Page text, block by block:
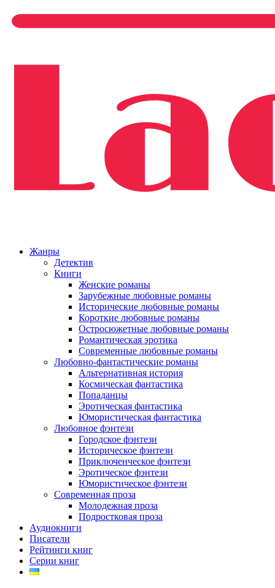
Жанры
Детектив
Книги
Женские романы
Зарубежные любовные романы
Исторические любовные романы
Короткие любовные романы
Остросюжетные любовные романы
Романтическая эротика
Современные любовные романы
Любовно-фантастические романы
Альтернативная история
Космическая фантастика
Попаданцы
Эротическая фантастика
Юмористическая фантастика
Любовное фэнтези
Городское фэнтези
Историческое фэнтези
Приключенческое фэнтези
Эротическое фэнтези
Юмористическое фэнтези
Современная проза
Молодежная проза
Подростковая проза
Аудиокниги
Писатели
Рейтинги книг
Серии книг